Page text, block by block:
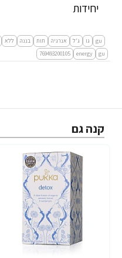
יחידות
gu גו ג'ל אנרגיה תות בננה ללא
gu
energy
769493200105
קנה גם